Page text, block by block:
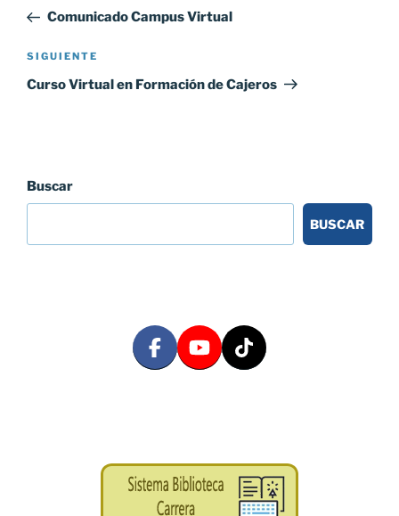
entradas
anterior:
Comunicado Campus Virtual
Siguiente
entrada
SIGUIENTE
Curso Virtual en Formación de Cajeros
Buscar
BUSCAR